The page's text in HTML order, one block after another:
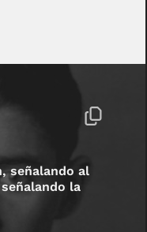
señalando al
la